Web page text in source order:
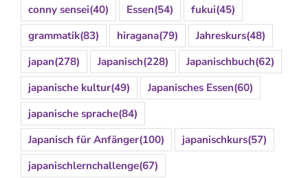
conny sensei(40) Essen(54) fukui(45)
grammatik(83) hiragana(79) Jahreskurs(48)
japan(278) Japanisch(228) Japanischbuch(62)
japanische kultur(49) Japanisches Essen(60)
japanische sprache(84)
Japanisch für Anfänger(100) japanischkurs(57)
japanischlernchallenge(67)